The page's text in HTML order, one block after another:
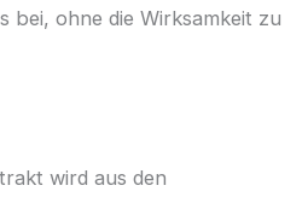
bei, ohne die Wirksamkeit zu
wird aus den